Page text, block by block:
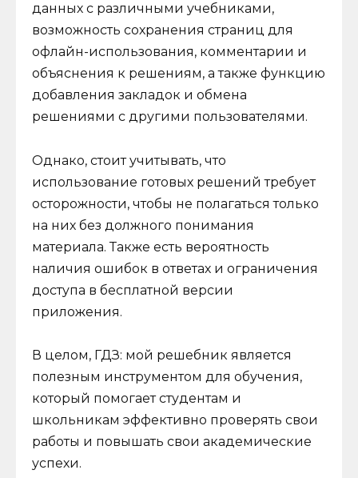
данных с различными учебниками,
возможность сохранения страниц для
офлайн-использования, комментарии и
объяснения к решениям, а также функцию
добавления закладок и обмена
решениями с другими пользователями.
Однако, стоит учитывать, что
использование готовых решений требует
осторожности, чтобы не полагаться только
на них без должного понимания
материала. Также есть вероятность
наличия ошибок в ответах и ограничения
доступа в бесплатной версии
приложения.
В целом, ГДЗ: мой решебник является
полезным инструментом для обучения,
который помогает студентам и
школьникам эффективно проверять свои
работы и повышать свои академические
успехи.